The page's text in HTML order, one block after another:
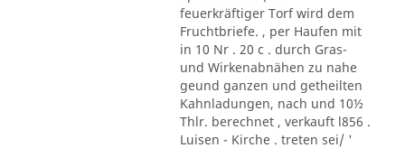
feuerkräftiger Torf wird dem
Fruchtbriefe. , per Haufen mit
in 10 Nr . 20 c . durch Gras-
und Wirkenabnähen zu nahe
geund ganzen und getheilten
Kahnladungen, nach und 10½
Thlr. berechnet , verkauft l856 .
Luisen - Kirche . treten sei/ '